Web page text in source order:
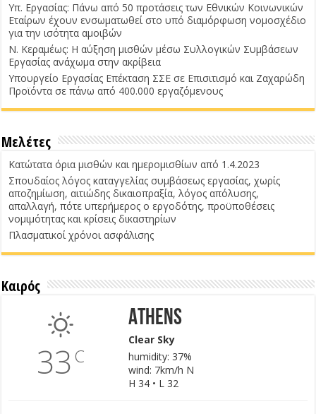
Υπ. Εργασίας: Πάνω από 50 προτάσεις των Εθνικών Κοινωνικών
Εταίρων έχουν ενσωματωθεί στο υπό διαμόρφωση νομοσχέδιο
για την ισότητα αμοιβών
Ν. Κεραμέως: Η αύξηση μισθών μέσω Συλλογικών Συμβάσεων
Εργασίας ανάχωμα στην ακρίβεια
Υπουργείο Εργασίας Επέκταση ΣΣΕ σε Επισιτισμό και Ζαχαρώδη
Προϊόντα σε πάνω από 400.000 εργαζόμενους
Μελέτες
Κατώτατα όρια μισθών και ημερομισθίων από 1.4.2023
Σπουδαίος λόγος καταγγελίας συμβάσεως εργασίας, χωρίς
αποζημίωση, αιτιώδης δικαιοπραξία, λόγος απόλυσης,
απαλλαγή, πότε υπερήμερος ο εργοδότης, προϋποθέσεις
νομιμότητας και κρίσεις δικαστηρίων
Πλασματικοί χρόνοι ασφάλισης
Καιρός
33C
Athens
Clear Sky
humidity: 37%
wind: 7km/h N
H 34 • L 32